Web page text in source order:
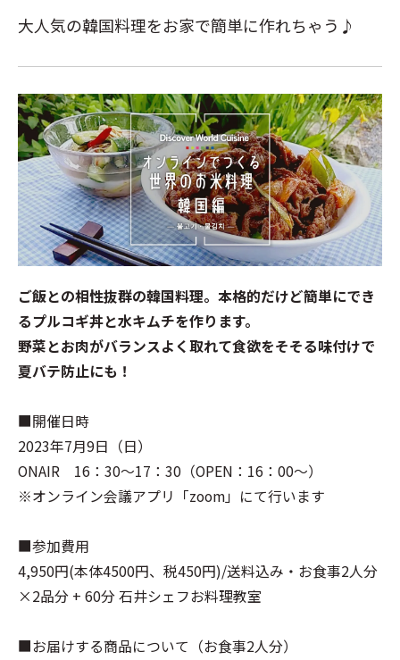
大人気の韓国料理をお家で簡単に作れちゃう♪
ご飯との相性抜群の韓国料理。本格的だけど簡単にでき
るプルコギ丼と水キムチを作ります。
野菜とお肉がバランスよく取れて食欲をそそる味付けで
夏バテ防止にも！
■開催日時
2023年7月9日（日）
ONAIR 16：30～17：30（OPEN：16：00～）
※オンライン会議アプリ「zoom」にて行います
■参加費用
4,950円(本体4500円、税450円)/送料込み・お食事2人分
×2品分 + 60分 石井シェフお料理教室
■お届けする商品について（お食事2人分）